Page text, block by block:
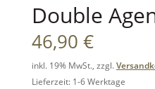
Double
46,90 €
inkl. 19% MwSt., zzgl.
Lieferzeit: 1-6 Werktage